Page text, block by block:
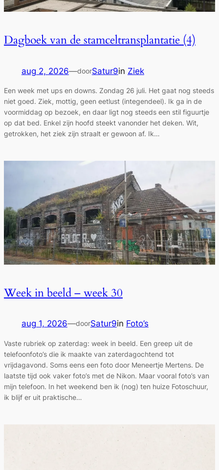
Dagboek van de stamceltransplantatie (4)
aug 2, 2026—doorSatur9in Ziek
Een week met ups en downs. Zondag 26 juli. Het gaat nog steeds
niet goed. Ziek, mottig, geen eetlust (integendeel). Ik ga in de
voormiddag op bezoek, en daar ligt nog steeds een stil figuurtje
op dat bed. Enkel zijn hoofd steekt vanonder het deken. Wit,
getrokken, het ziek zijn straalt er gewoon af. Ik…
Week in beeld – week 30
aug 1, 2026—doorSatur9in Foto’s
Vaste rubriek op zaterdag: week in beeld. Een greep uit de
telefoonfoto’s die ik maakte van zaterdagochtend tot
vrijdagavond. Soms eens een foto door Meneertje Mertens. De
laatste tijd ook vaker foto’s met de Nikon. Maar vooral foto’s van
mijn telefoon. In het weekend ben ik (nog) ten huize Fotoschuur,
ik blijf er uit praktische…